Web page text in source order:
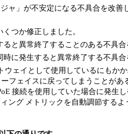
ャ」が不安定になる不具合を改善
つか修正しました。
と異常終了することのある不具合
に発生すると異常終了する不具合
ウェイとして使用しているにもか
フェイスに戻ってしまうことがあ
接続を使用していた場合に発生し
ング メトリックを自動調節する